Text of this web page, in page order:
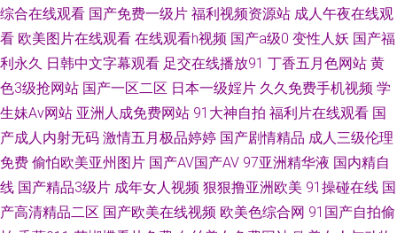
院欧美激情 91n成人网站 AV大香蕉网 极品白丝在线观看 五月天福利网 91高
清视频 变态另类av 韩国无码成人 欧美性爱精品一区 五月涩婷婷 91福利合集
系列 97视频色色 久久网址二区 欧美一级色片儿 婷婷色网 亚洲天黄色天堂
91婷婷涩涩 av天堂电影网 超碰香蕉 国产欧美精品啪啪 久久伊人精品视频 青
草视屏 a欧美性爱 传媒视频在线 精品国产第一页 日本不卡一二三区 五月丁
综合在线观看 国产免费一级片 福利视频资源站 成人午夜在线观
看 欧美图片在线观看 在线观看h视频 国产a级0 变性人妖 国产福
利永久 日韩中文字幕观看 足交在线播放91 丁香五月色网站 黄
色3级抢网站 国产一区二区 日本一级婬片 久久免费手机视频 学
生妹Av网站 亚洲人成免费网站 91大神自拍 福利片在线观看 国
产成人内射无码 激情五月极品婷婷 国产剧情精品 成人三级伦理
免费 偷怕欧美亚州图片 国产AV国产AV 97亚洲精华液 国内精自
线 国产精品3级片 成年女人视频 狠狠撸亚洲欧美 91操碰在线 国
产高清精品二区 国产欧美在线视频 欧美色综合网 91国产自拍偷